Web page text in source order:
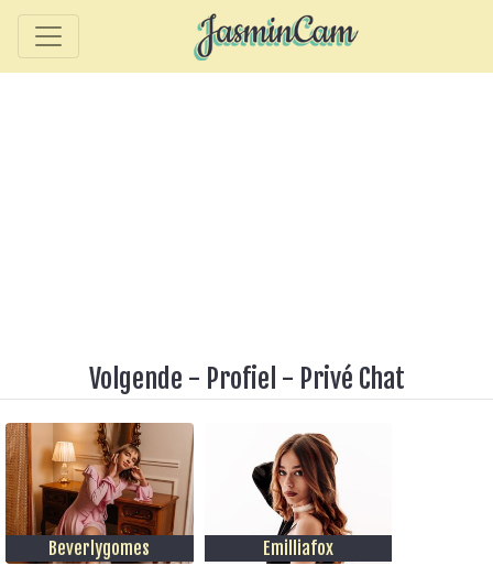
Volgende - Profiel - Privé Chat
Beverlygomes Emilliafox